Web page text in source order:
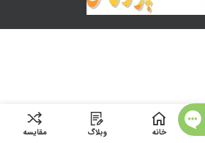
خانه وبلاگ مقایسه